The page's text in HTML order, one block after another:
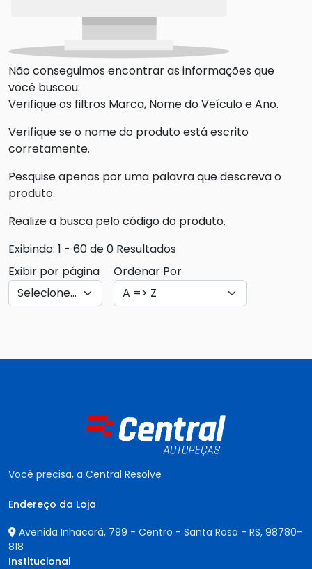
Não conseguimos encontrar as informações que
você buscou:
Verifique os filtros Marca, Nome do Veículo e Ano.
Verifique se o nome do produto está escrito
corretamente.
Pesquise apenas por uma palavra que descreva o
produto.
Realize a busca pelo código do produto.
Exibindo: 1 - 60 de 0 Resultados
Exibir por página
Ordenar Por
Você precisa, a Central Resolve
Endereço da Loja
Avenida Inhacorá, 799 - Centro - Santa Rosa - RS, 98780-
818
Institucional